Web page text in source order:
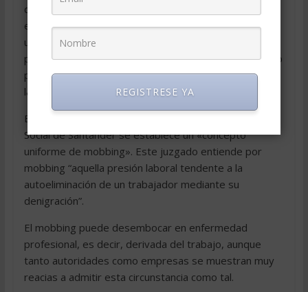
que la víctima, debido precisamente a la tensión o
estrés a que vive sometida, acabe «explotando» y, en
un arranque de ira, traicionándose a sí misma, bien de
palabra o acto, con lo que ya se ha logrado el pretexto
para el castigo o la expulsión, y así el acosador puede
lavarse las manos.
En este sentido, en una sentencia del Juzgado de lo
Social de Santander se establece un «concepto
uniforme de mobbing». Este juzgado entiende por
mobbing “aquella presión laboral tendente a la
autoeliminación de un trabajador mediante su
denigración”.
El mobbing puede desembocar en enfermedad
profesional, es decir, derivada del trabajo, aunque
tanto autoridades como empresas se muestran muy
reacias a admitir esta circunstancia como tal.
REGISTRESE YA